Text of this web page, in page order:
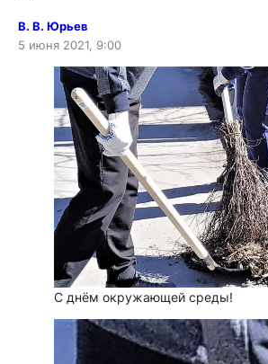
В. В. Юрьев
5 июня 2021, 9:00
С днём окружающей среды!